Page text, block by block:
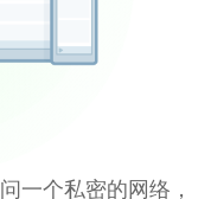
一个私密的网络，